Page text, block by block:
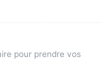
pour prendre vos